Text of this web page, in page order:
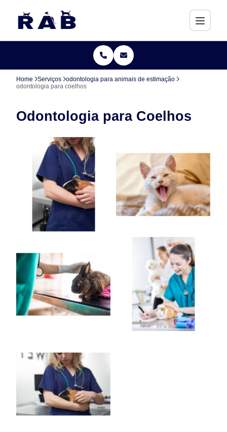
Home Serviços
odontologia para animais de estimação
odontologia para coelhos
Odontologia para Coelhos